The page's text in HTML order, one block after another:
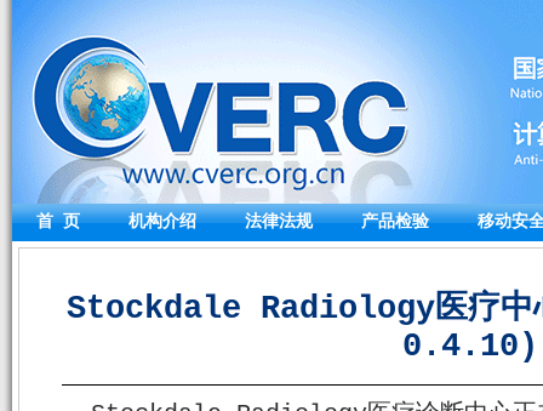
首 页 机构介绍 法律法规 产品检验 移动安
Stockdale Radiology医疗中
0.4.10)